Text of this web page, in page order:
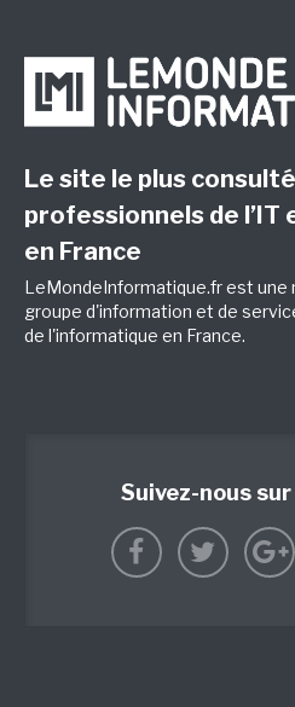
Le site le plus
professionnels de l’IT
en France
LeMondeInformatique.fr est une
groupe d'information et de
de l'informatique en France.
Suivez-nous